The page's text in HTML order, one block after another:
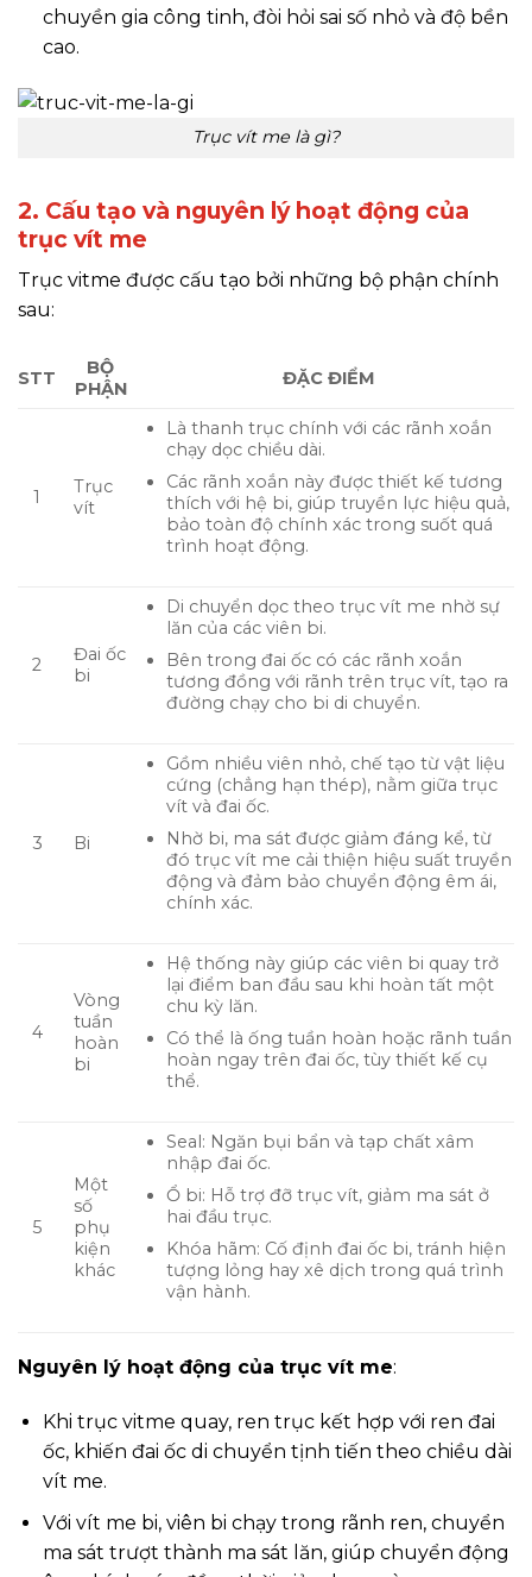
chuyền gia công tinh, đòi hỏi sai số nhỏ và độ bền
cao.
Trục vít me là gì?
2. Cấu tạo và nguyên lý hoạt động của
trục vít me
Trục vitme được cấu tạo bởi những bộ phận chính
sau:
STT
BỘ
PHẬN
ĐẶC ĐIỂM
1
Trục
vít
Là thanh trục chính với các rãnh xoắn
chạy dọc chiều dài.
Các rãnh xoắn này được thiết kế tương
thích với hệ bi, giúp truyền lực hiệu quả,
bảo toàn độ chính xác trong suốt quá
trình hoạt động.
2
Đai ốc
bi
Di chuyển dọc theo trục vít me nhờ sự
lăn của các viên bi.
Bên trong đai ốc có các rãnh xoắn
tương đồng với rãnh trên trục vít, tạo ra
đường chạy cho bi di chuyển.
3 Bi
Gồm nhiều viên nhỏ, chế tạo từ vật liệu
cứng (chẳng hạn thép), nằm giữa trục
vít và đai ốc.
Nhờ bi, ma sát được giảm đáng kể, từ
đó trục vít me cải thiện hiệu suất truyền
động và đảm bảo chuyển động êm ái,
chính xác.
4
Vòng
tuần
hoàn
bi
Hệ thống này giúp các viên bi quay trở
lại điểm ban đầu sau khi hoàn tất một
chu kỳ lăn.
Có thể là ống tuần hoàn hoặc rãnh tuần
hoàn ngay trên đai ốc, tùy thiết kế cụ
thể.
5
Một
số
phụ
kiện
khác
Seal: Ngăn bụi bẩn và tạp chất xâm
nhập đai ốc.
Ổ bi: Hỗ trợ đỡ trục vít, giảm ma sát ở
hai đầu trục.
Khóa hãm: Cố định đai ốc bi, tránh hiện
tượng lỏng hay xê dịch trong quá trình
vận hành.
Nguyên lý hoạt động của trục vít me:
Khi trục vitme quay, ren trục kết hợp với ren đai
ốc, khiến đai ốc di chuyển tịnh tiến theo chiều dài
vít me.
Với vít me bi, viên bi chạy trong rãnh ren, chuyển
ma sát trượt thành ma sát lăn, giúp chuyển động